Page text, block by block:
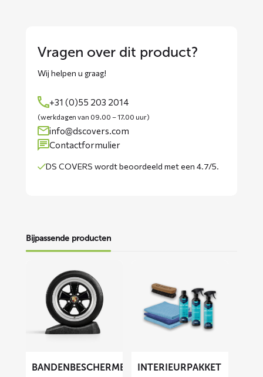
Vragen over dit product?
Wij helpen u graag!
+31 (0)55 203 2014
(werkdagen van 09.00 – 17.00 uur)
info@dscovers.com
Contactformulier
DS COVERS wordtbeoordeeld met een 4.7/5.
Bijpassende producten
Bandenbeschermers
BANDENBESCHERMERS
Interieurpakket
INTERIEURPAKKET